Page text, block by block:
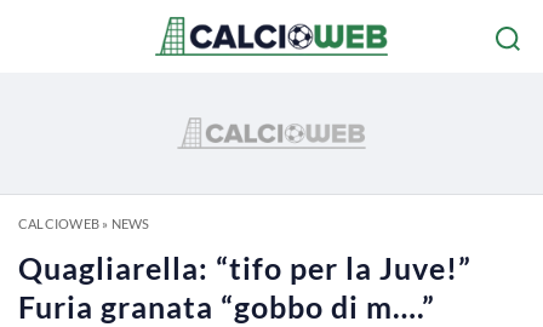
CALCIOWEB» NEWS
Quagliarella: “tifo per la Juve!”
Furia granata “gobbo di m….”